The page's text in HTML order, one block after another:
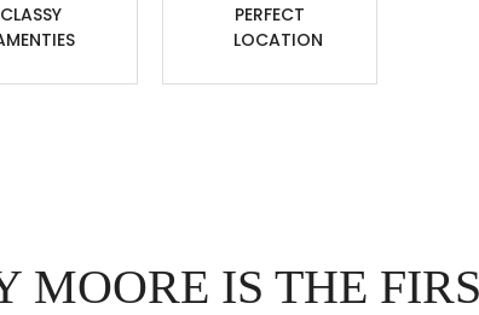
CLASSY
PERFECT
LOCATION
MOORE IS THE